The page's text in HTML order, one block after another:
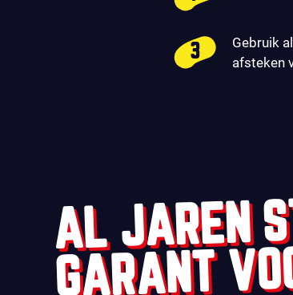
Gebruik
afsteken
AL JAREN
GARANT